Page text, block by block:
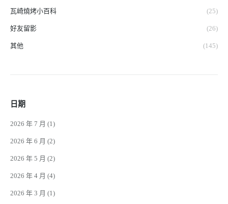
瓦崎燒烤小百科 (25)
好友留影 (26)
其他 (145)
日期
2026 年 7 月 (1)
2026 年 6 月 (2)
2026 年 5 月 (2)
2026 年 4 月 (4)
2026 年 3 月 (1)